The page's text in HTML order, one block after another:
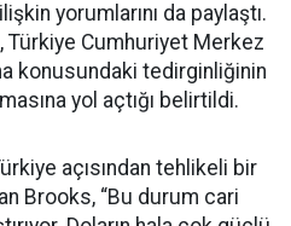
yorumlarını da paylaştı.
Türkiye Cumhuriyet Merkez
konusundaki tedirginliğinin
yol açtığı belirtildi.
açısından tehlikeli bir
Brooks, “Bu durum cari